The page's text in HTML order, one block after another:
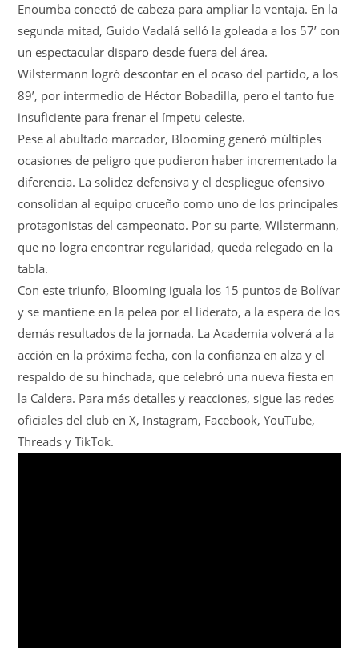
Enoumba conectó de cabeza para ampliar la ventaja. En la
segunda mitad, Guido Vadalá selló la goleada a los 57’ con
un espectacular disparo desde fuera del área.
Wilstermann logró descontar en el ocaso del partido, a los
89’, por intermedio de Héctor Bobadilla, pero el tanto fue
insuficiente para frenar el ímpetu celeste.
Pese al abultado marcador, Blooming generó múltiples
ocasiones de peligro que pudieron haber incrementado la
diferencia. La solidez defensiva y el despliegue ofensivo
consolidan al equipo cruceño como uno de los principales
protagonistas del campeonato. Por su parte, Wilstermann,
que no logra encontrar regularidad, queda relegado en la
tabla.
Con este triunfo, Blooming iguala los 15 puntos de Bolívar
y se mantiene en la pelea por el liderato, a la espera de los
demás resultados de la jornada. La Academia volverá a la
acción en la próxima fecha, con la confianza en alza y el
respaldo de su hinchada, que celebró una nueva fiesta en
la Caldera. Para más detalles y reacciones, sigue las redes
oficiales del club en X, Instagram, Facebook, YouTube,
Threads y TikTok.